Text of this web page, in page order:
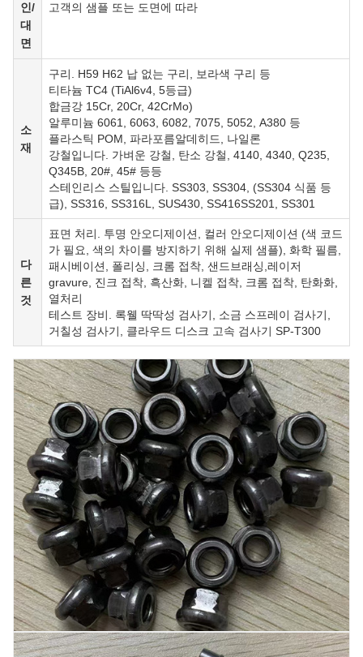
인/
대
면
고객의 샘플 또는 도면에 따라
소
재
구리. H59 H62 납 없는 구리, 보라색 구리 등
티타늄 TC4 (TiAl6v4, 5등급)
합금강 15Cr, 20Cr, 42CrMo)
알루미늄 6061, 6063, 6082, 7075, 5052, A380 등
플라스틱 POM, 파라포름알데히드, 나일론
강철입니다. 가벼운 강철, 탄소 강철, 4140, 4340, Q235,
Q345B, 20#, 45# 등등
스테인리스 스틸입니다. SS303, SS304, (SS304 식품 등
급), SS316, SS316L, SUS430, SS416SS201, SS301
다
른
것
표면 처리. 투명 안오디제이션, 컬러 안오디제이션 (색 코드
가 필요, 색의 차이를 방지하기 위해 실제 샘플), 화학 필름,
패시베이션, 폴리싱, 크롬 접착, 샌드브래싱,레이저
gravure, 진크 접착, 흑산화, 니켈 접착, 크롬 접착, 탄화화,
열처리
테스트 장비. 록웰 딱딱성 검사기, 소금 스프레이 검사기,
거칠성 검사기, 클라우드 디스크 고속 검사기 SP-T300